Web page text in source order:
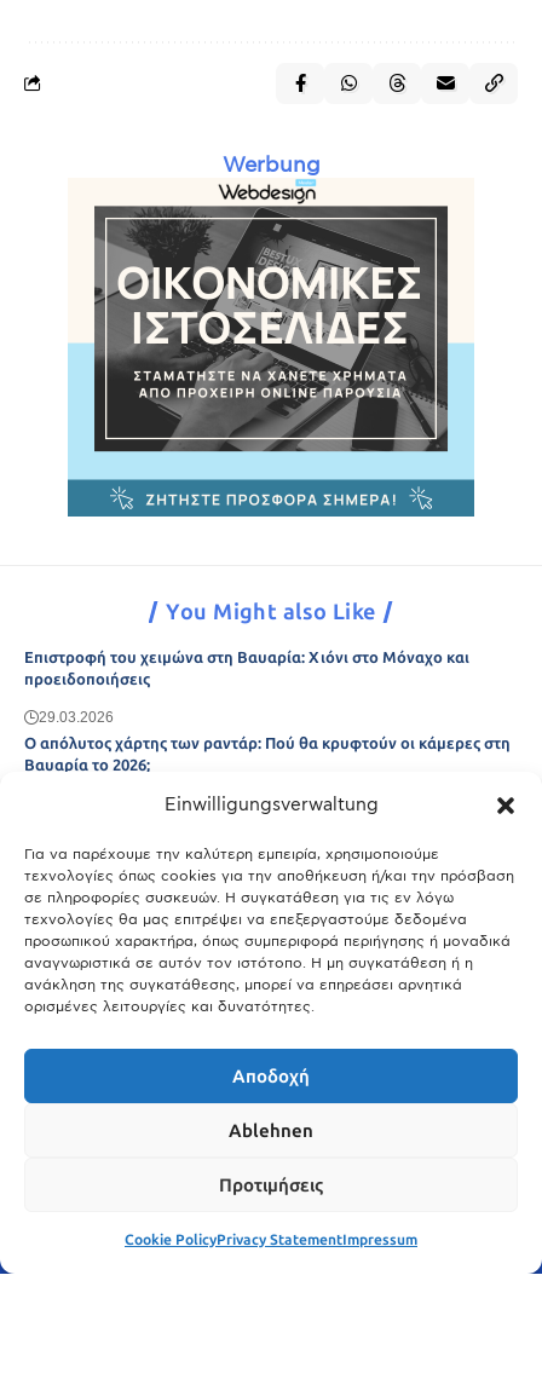
Einwilligungsverwaltung
Για να παρέχουμε την καλύτερη εμπειρία, χρησιμοποιούμε
τεχνολογίες όπως cookies για την αποθήκευση ή/και την πρόσβαση
σε πληροφορίες συσκευών. Η συγκατάθεση για τις εν λόγω
τεχνολογίες θα μας επιτρέψει να επεξεργαστούμε δεδομένα
προσωπικού χαρακτήρα, όπως συμπεριφορά περιήγησης ή μοναδικά
αναγνωριστικά σε αυτόν τον ιστότοπο. Η μη συγκατάθεση ή η
ανάκληση της συγκατάθεσης, μπορεί να επηρεάσει αρνητικά
ορισμένες λειτουργίες και δυνατότητες.
Αποδοχή
Ablehnen
Προτιμήσεις
Cookie PolicyPrivacy StatementImpressum
Werbung
You Might also Like
Επιστροφή του χειμώνα στη Βαυαρία: Χιόνι στο Μόναχο και
προειδοποιήσεις
29.03.2026
Ο απόλυτος χάρτης των ραντάρ: Πού θα κρυφτούν οι κάμερες στη
Βαυαρία το 2026;
Μόναχο;
25.03.2026
Θύελλα χτυπά το Μόναχο: Κίνδυνος από τους ισχυρούς ανέμους
και τις καταιγίδες
25.03.2026